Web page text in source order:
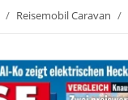
Reisemobil Caravan